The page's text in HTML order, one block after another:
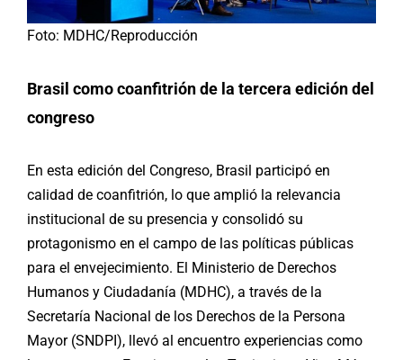
Foto: MDHC/Reproducción
Brasil como coanfitrión de la tercera edición del
congreso
En esta edición del Congreso, Brasil participó en
calidad de coanfitrión, lo que amplió la relevancia
institucional de su presencia y consolidó su
protagonismo en el campo de las políticas públicas
para el envejecimiento. El Ministerio de Derechos
Humanos y Ciudadanía (MDHC), a través de la
Secretaría Nacional de los Derechos de la Persona
Mayor (SNDPI), llevó al encuentro experiencias como